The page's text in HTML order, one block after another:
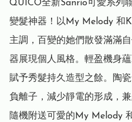
QUICO全新Sanrio可愛系列
變髮神器！以My Melody 和
主調，百變的她們散發滿滿
器展現個人風格。輕盈機身
賦予秀髮持久造型之餘。陶
負離子，減少靜電的形成，兼
隨機附送可愛的My Melody